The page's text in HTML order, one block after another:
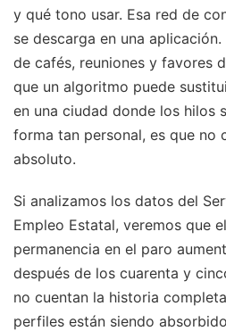
y qué tono usar. Esa red de
se descarga en una
de cafés, reuniones y favores
que un algoritmo puede
en una ciudad donde los hilos
forma tan personal, es que no
absoluto.
Si analizamos los datos del
Empleo Estatal, veremos que
permanencia en el paro
después de los cuarenta y
no cuentan la historia
perfiles están siendo